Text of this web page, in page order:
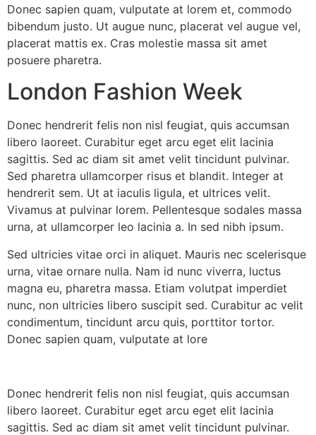
Donec sapien quam, vulputate at lorem et, commodo
bibendum justo. Ut augue nunc, placerat vel augue vel,
placerat mattis ex. Cras molestie massa sit amet
posuere pharetra.
London Fashion Week
Donec hendrerit felis non nisl feugiat, quis accumsan
libero laoreet. Curabitur eget arcu eget elit lacinia
sagittis. Sed ac diam sit amet velit tincidunt pulvinar.
Sed pharetra ullamcorper risus et blandit. Integer at
hendrerit sem. Ut at iaculis ligula, et ultrices velit.
Vivamus at pulvinar lorem. Pellentesque sodales massa
urna, at ullamcorper leo lacinia a. In sed nibh ipsum.
Sed ultricies vitae orci in aliquet. Mauris nec scelerisque
urna, vitae ornare nulla. Nam id nunc viverra, luctus
magna eu, pharetra massa. Etiam volutpat imperdiet
nunc, non ultricies libero suscipit sed. Curabitur ac velit
condimentum, tincidunt arcu quis, porttitor tortor.
Donec sapien quam, vulputate at lore
Donec hendrerit felis non nisl feugiat, quis accumsan
libero laoreet. Curabitur eget arcu eget elit lacinia
sagittis. Sed ac diam sit amet velit tincidunt pulvinar.